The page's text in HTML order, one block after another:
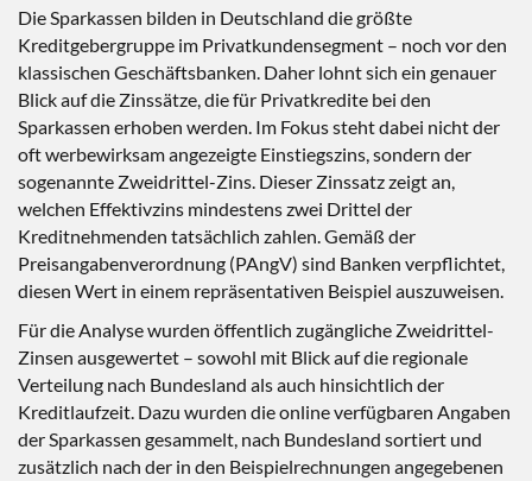
Die Sparkassen bilden in Deutschland die größte
Kreditgebergruppe im Privatkundensegment – noch vor den
klassischen Geschäftsbanken. Daher lohnt sich ein genauer
Blick auf die Zinssätze, die für Privatkredite bei den
Sparkassen erhoben werden. Im Fokus steht dabei nicht der
oft werbewirksam angezeigte Einstiegszins, sondern der
sogenannte Zweidrittel-Zins. Dieser Zinssatz zeigt an,
welchen Effektivzins mindestens zwei Drittel der
Kreditnehmenden tatsächlich zahlen. Gemäß der
Preisangabenverordnung (PAngV) sind Banken verpflichtet,
diesen Wert in einem repräsentativen Beispiel auszuweisen.
Für die Analyse wurden öffentlich zugängliche Zweidrittel-
Zinsen ausgewertet – sowohl mit Blick auf die regionale
Verteilung nach Bundesland als auch hinsichtlich der
Kreditlaufzeit. Dazu wurden die online verfügbaren Angaben
der Sparkassen gesammelt, nach Bundesland sortiert und
zusätzlich nach der in den Beispielrechnungen angegebenen